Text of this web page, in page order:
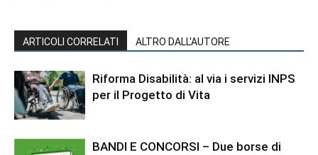
ARTICOLI CORRELATI ALTRO DALL'AUTORE
Riforma Disabilità: al via i servizi INPS
per il Progetto di Vita
BANDI E CONCORSI – Due borse di